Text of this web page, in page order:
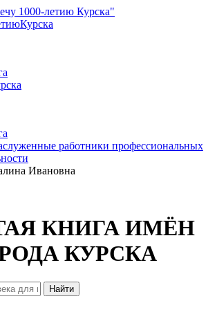
работники профессиональных
Ивановна
КНИГА ИМЁН
КУРСКА
Найти